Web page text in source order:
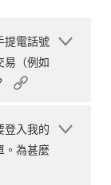
提電話號
易（例如
登入我的
。為甚麼